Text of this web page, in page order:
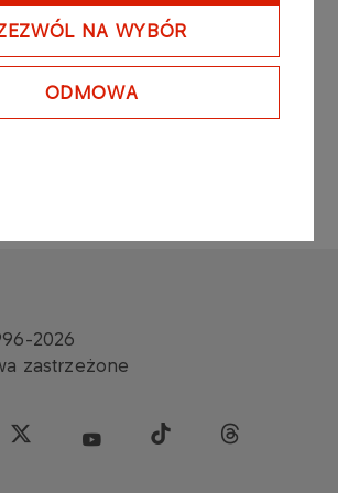
NA WYBÓR
ODMOWA
raportem bieżącym.
2026
zastrzeżone